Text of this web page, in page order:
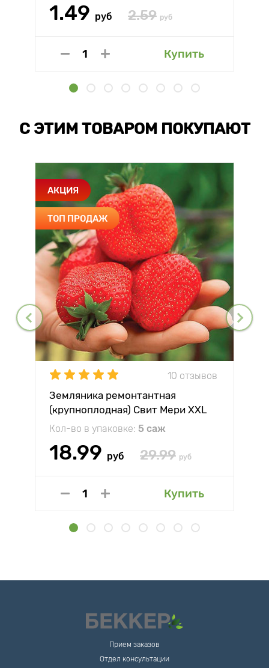
1.49 руб 2.59 руб
Купить
С ЭТИМ ТОВАРОМ ПОКУПАЮТ
АКЦИЯ
ТОП ПРОДАЖ
10 отзывов
Земляника ремонтантная
(крупноплодная) Свит Мери XXL
Кол-во в упаковке: 5 саж
18.99 руб 29.99 руб
Купить
Прием заказов
Отдел консультации